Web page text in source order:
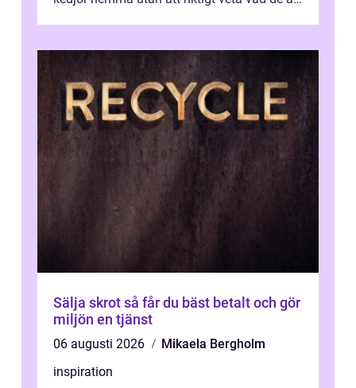
Sälja skrot så får du bäst betalt och gör
miljön en tjänst
06 augusti 2026
Mikaela Bergholm
inspiration